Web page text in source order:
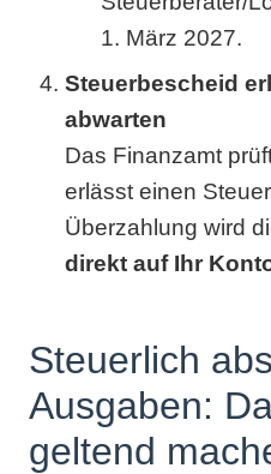
1. März 2027.
Steuerbescheid
abwarten
Das Finanzamt
erlässt einen
Überzahlung wird
direkt auf Ihr
Steuerlich
Ausgaben:
geltend